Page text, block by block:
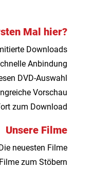
Mal hier?
Downloads
Anbindung
DVD-Auswahl
Vorschau
zum Download
Unsere Filme
neuesten Filme
zum Stöbern